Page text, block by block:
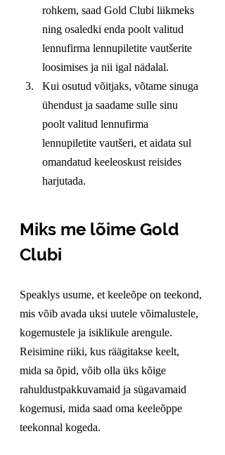
rohkem, saad Gold Clubi liikmeks
ning osaledki enda poolt valitud
lennufirma lennupiletite vautšerite
loosimises ja nii igal nädalal.
Kui osutud võitjaks, võtame sinuga
ühendust ja saadame sulle sinu
poolt valitud lennufirma
lennupiletite vautšeri, et aidata sul
omandatud keeleoskust reisides
harjutada.
Miks me lõime Gold
Clubi
Speaklys usume, et keeleõpe on teekond,
mis võib avada uksi uutele võimalustele,
kogemustele ja isiklikule arengule.
Reisimine riiki, kus räägitakse keelt,
mida sa õpid, võib olla üks kõige
rahuldustpakkuvamaid ja sügavamaid
kogemusi, mida saad oma keeleõppe
teekonnal kogeda.